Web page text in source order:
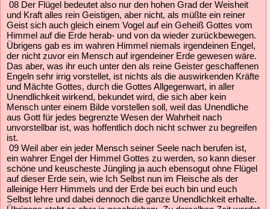
08 Der Flügel bedeutet also nur den hohen Grad der Weisheit
und Kraft alles rein Geistigen, aber nicht, als müßte ein reiner
Geist sich auch gleich einem Vogel auf ein Geheiß Gottes vom
Himmel auf die Erde herab- und von da wieder zurückbewegen.
Übrigens gab es im wahren Himmel niemals irgendeinen Engel,
der nicht zuvor ein Mensch auf irgendeiner Erde gewesen wäre.
Das aber, was ihr euch unter den als reine Geister geschaffenen
Engeln sehr irrig vorstellet, ist nichts als die auswirkenden Kräfte
und Mächte Gottes, durch die Gottes Allgegenwart, in aller
Unendlichkeit wirkend, bekundet wird, die sich aber kein
Mensch unter einem Bilde vorstellen soll, weil das Unendliche
aus Gott für jedes begrenzte Wesen der Wahrheit nach
unvorstellbar ist, was hoffentlich doch nicht schwer zu begreifen
ist.
09 Weil aber ein jeder Mensch seiner Seele nach berufen ist,
ein wahrer Engel der Himmel Gottes zu werden, so kann dieser
schöne und keuscheste Jüngling ja auch ebensogut ohne Flügel
auf dieser Erde sein, wie Ich Selbst nun im Fleische als der
alleinige Herr Himmels und der Erde bei euch bin und euch
Selbst lehre und dabei dennoch die ganze Unendlichkeit erhalte.